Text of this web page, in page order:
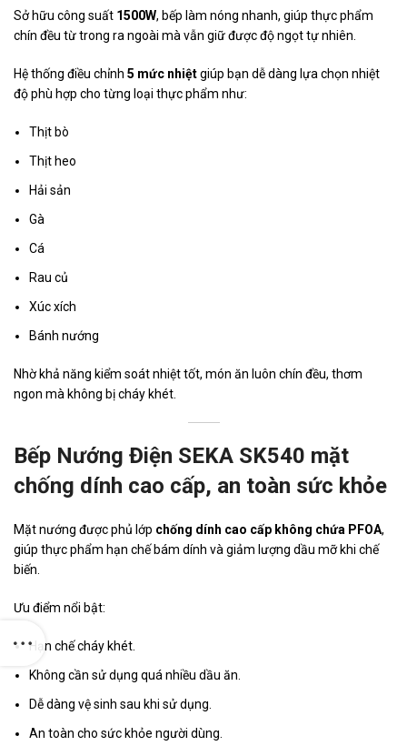
Sở hữu công suất 1500W, bếp làm nóng nhanh, giúp thực phẩm
chín đều từ trong ra ngoài mà vẫn giữ được độ ngọt tự nhiên.
Hệ thống điều chỉnh 5 mức nhiệtgiúp bạn dễ dàng lựa chọn nhiệt
độ phù hợp cho từng loại thực phẩm như:
Thịt bò
Thịt heo
Hải sản
Gà
Cá
Rau củ
Xúc xích
Bánh nướng
Nhờ khả năng kiểm soát nhiệt tốt, món ăn luôn chín đều, thơm
ngon mà không bị cháy khét.
Bếp Nướng Điện SEKA SK540 mặt
chống dính cao cấp, an toàn sức khỏe
Mặt nướng được phủ lớp chống dính cao cấp không chứa PFOA,
giúp thực phẩm hạn chế bám dính và giảm lượng dầu mỡ khi chế
biến.
Ưu điểm nổi bật:
Hạn chế cháy khét.
Không cần sử dụng quá nhiều dầu ăn.
Dễ dàng vệ sinh sau khi sử dụng.
An toàn cho sức khỏe người dùng.